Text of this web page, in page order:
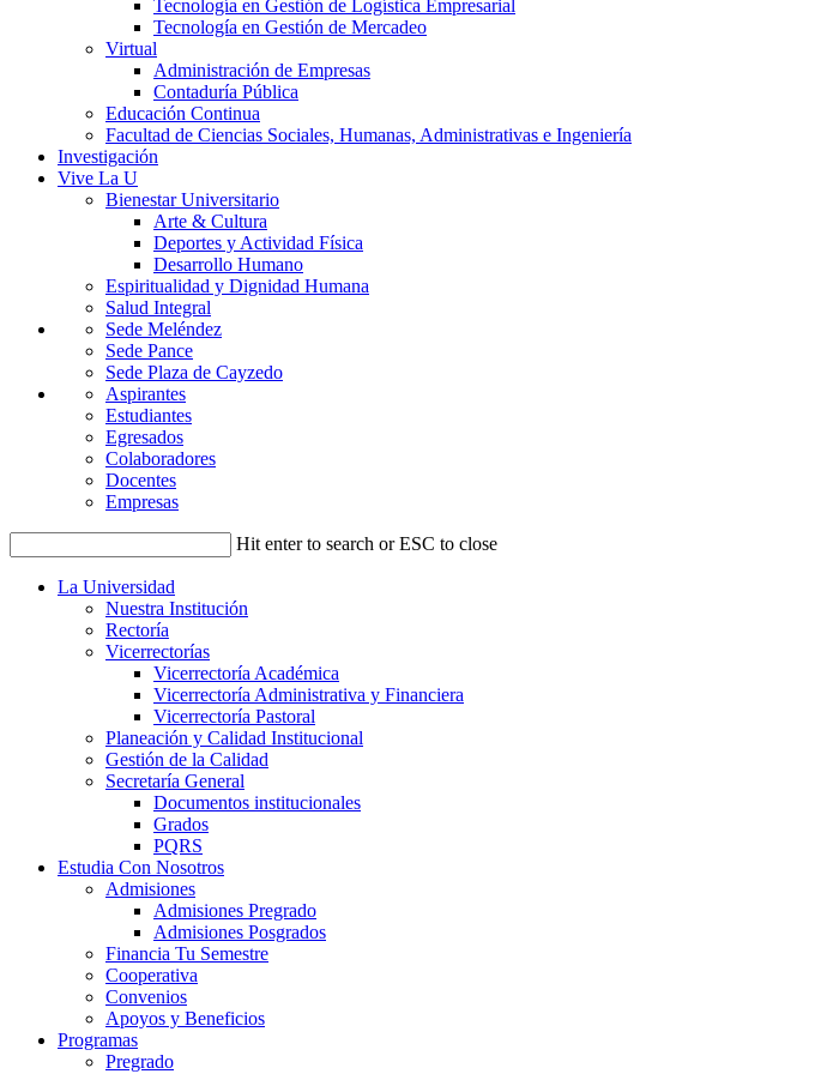
Tecnología en Gestión de Logística Empresarial
Tecnología en Gestión de Mercadeo
Virtual
Administración de Empresas
Contaduría Pública
Educación Continua
Facultad de Ciencias Sociales, Humanas, Administrativas e Ingeniería
Investigación
Vive La U
Bienestar Universitario
Arte & Cultura
Deportes y Actividad Física
Desarrollo Humano
Espiritualidad y Dignidad Humana
Salud Integral
Sede Meléndez
Sede Pance
Sede Plaza de Cayzedo
Aspirantes
Estudiantes
Egresados
Colaboradores
Docentes
Empresas
Hit enter to search or ESC to close
La Universidad
Nuestra Institución
Rectoría
Vicerrectorías
Vicerrectoría Académica
Vicerrectoría Administrativa y Financiera
Vicerrectoría Pastoral
Planeación y Calidad Institucional
Gestión de la Calidad
Secretaría General
Documentos institucionales
Grados
PQRS
Estudia Con Nosotros
Admisiones
Admisiones Pregrado
Admisiones Posgrados
Financia Tu Semestre
Cooperativa
Convenios
Apoyos y Beneficios
Programas
Pregrado